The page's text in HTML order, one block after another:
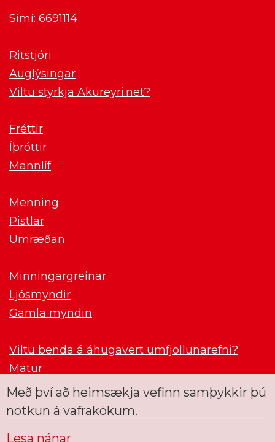
Sími: 6691114
Ritstjóri
Auglýsingar
Viltu styrkja Akureyri.net?
Fréttir
Íþróttir
Mannlíf
Menning
Pistlar
Umræðan
Minningargreinar
Ljósmyndir
Gamla myndin
Viltu benda á áhugavert umfjöllunarefni?
Matur
Með því að heimsækja vefinn samþykkir þú
notkun á vafrakökum.
Lesa nánar